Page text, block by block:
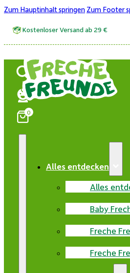
Zum Hauptinhalt springen Zum Footer
Kostenloser Versand ab 29 €
0
Alles entdecken
Alles
Baby
Freche
Freche